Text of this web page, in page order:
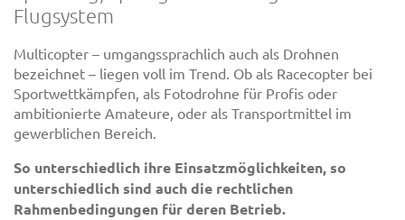
Flugsystem
Multicopter – umgangssprachlich auch als Drohnen
bezeichnet – liegen voll im Trend. Ob als Racecopter bei
Sportwettkämpfen, als Fotodrohne für Profis oder
ambitionierte Amateure, oder als Transportmittel im
gewerblichen Bereich.
So unterschiedlich ihre Einsatzmöglichkeiten, so
unterschiedlich sind auch die rechtlichen
Rahmenbedingungen für deren Betrieb.